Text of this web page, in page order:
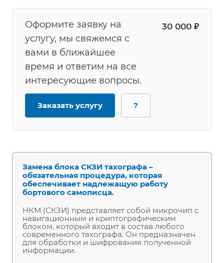
Оформите заявку на
услугу, мы свяжемся с
вами в ближайшее
время и ответим на все
интересующие вопросы.
30 000 ₽
Заказать услугу ?
Замена блока СКЗИ тахографа –
обязательная процедура, которая
обеспечивает надлежащую работу
бортового самописца.
НКМ (СКЗИ) представляет собой микрочип с
навигационным и криптографическим
блоком, который входит в состав любого
современного тахографа. Он предназначен
для обработки и шифрования полученной
информации.